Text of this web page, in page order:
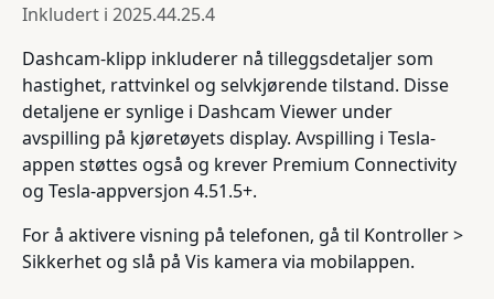
Inkludert i 2025.44.25.4
Dashcam-klipp inkluderer nå tilleggsdetaljer som
hastighet, rattvinkel og selvkjørende tilstand. Disse
detaljene er synlige i Dashcam Viewer under
avspilling på kjøretøyets display. Avspilling i Tesla-
appen støttes også og krever Premium Connectivity
og Tesla-appversjon 4.51.5+.
For å aktivere visning på telefonen, gå til Kontroller >
Sikkerhet og slå på Vis kamera via mobilappen.